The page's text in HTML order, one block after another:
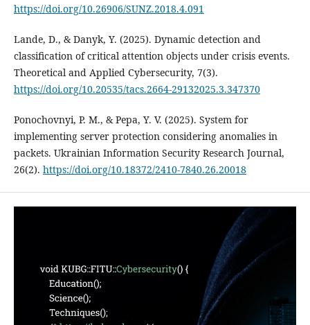
https://doi.org/10.26906/SUNZ.2018.4.091
Lande, D., & Danyk, Y. (2025). Dynamic detection and
classification of critical attention objects under crisis events.
Theoretical and Applied Cybersecurity, 7(3).
https://doi.org/10.20535/tacs.2664-29132025.3.347370
Ponochovnyi, P. M., & Pepa, Y. V. (2025). System for
implementing server protection considering anomalies in
packets. Ukrainian Information Security Research Journal,
26(2). https://doi.org/10.18372/2410-7840.26.20018